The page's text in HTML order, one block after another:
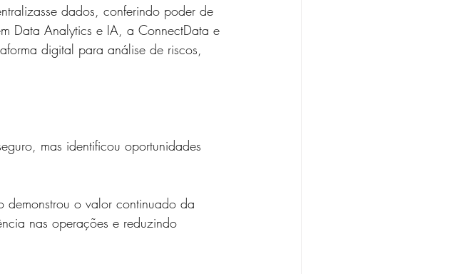
dados, conferindo poder de
Data Analytics e IA, a ConnectData e
digital para análise de riscos,
mas identificou oportunidades
o valor continuado da
nas operações e reduzindo